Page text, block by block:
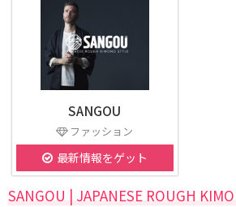
SANGOU
ファッション
最新情報をゲット
SANGOU | JAPANESE ROUGH